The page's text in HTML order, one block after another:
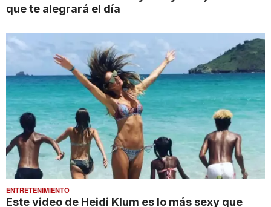
que te alegrará el día
ENTRETENIMIENTO
Este video de Heidi Klum es lo más sexy que